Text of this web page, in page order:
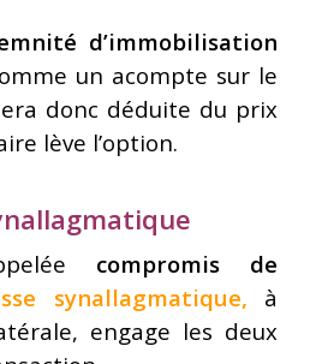
d’immobilisation
un acompte sur le
donc déduite du prix
lève l’option.
compromis de
synallagmatique, à
engage les deux